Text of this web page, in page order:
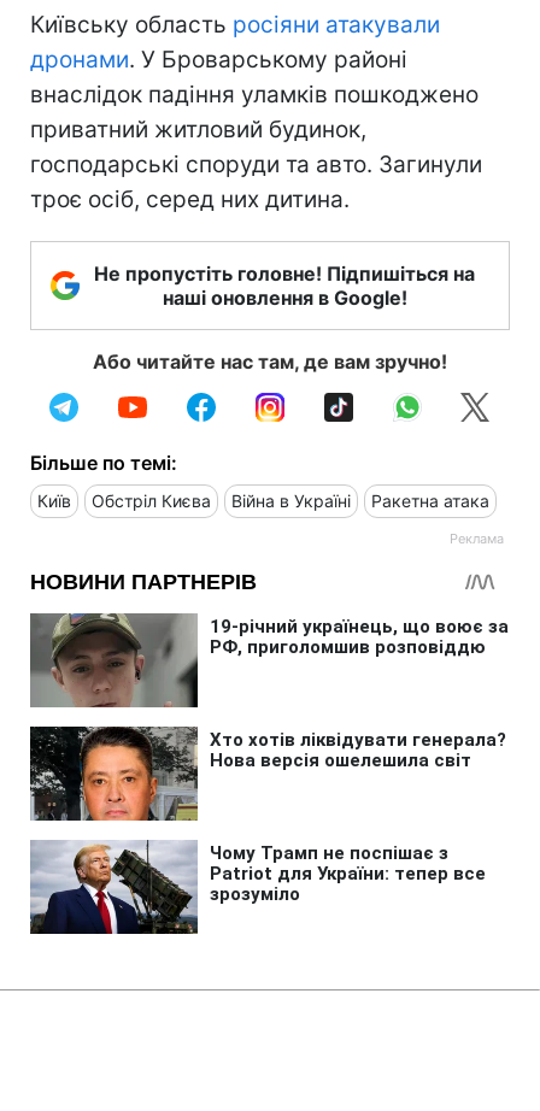
Київську область росіяни атакували
дронами. У Броварському районі
внаслідок падіння уламків пошкоджено
приватний житловий будинок,
господарські споруди та авто. Загинули
троє осіб, серед них дитина.
Не пропустіть головне! Підпишіться на
наші оновлення в Google!
Або читайте нас там, де вам зручно!
Більше по темі:
Київ Обстріл Києва Війна в Україні Ракетна атака